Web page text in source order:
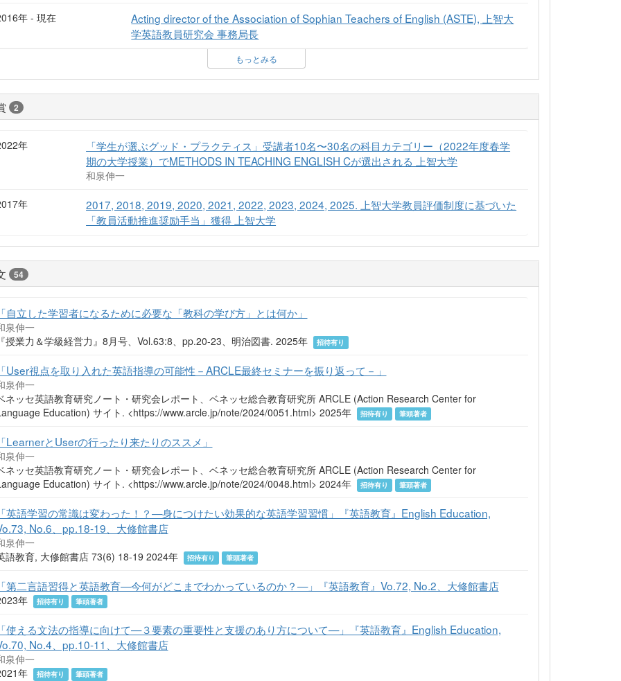
年 - 現在
Acting director of the Association of Sophian Teachers of English (ASTE), 上智大
学英語教員研究会 事務局長
もっとみる
2
年
「学生が選ぶグッド・プラクティス」受講者10名〜30名の科目カテゴリー（2022年度春学
期の大学授業）でMETHODS IN TEACHING ENGLISH Cが選出される 上智大学
和泉伸一
年
2017, 2018, 2019, 2020, 2021, 2022, 2023, 2024, 2025. 上智大学教員評価制度に基づいた
「教員活動推進奨励手当」獲得 上智大学
54
自立した学習者になるために必要な「教科の学び方」とは何か」
泉伸一
授業力＆学級経営力』8月号、Vol.63:8、pp.20-23、明治図書. 2025年
招待有り
User視点を取り入れた英語指導の可能性－ARCLE最終セミナーを振り返って－」
泉伸一
ネッセ英語教育研究ノート・研究会レポート、ベネッセ総合教育研究所 ARCLE (Action Research Center for
Education) サイト. <https://www.arcle.jp/note/2024/0051.html> 2025年
招待有り 筆頭著者
LearnerとUserの行ったり来たりのススメ」
泉伸一
ネッセ英語教育研究ノート・研究会レポート、ベネッセ総合教育研究所 ARCLE (Action Research Center for
Education) サイト. <https://www.arcle.jp/note/2024/0048.html> 2024年
招待有り 筆頭著者
英語学習の常識は変わった！？—身につけたい効果的な英語学習習慣」『英語教育』English Education,
No.6、pp.18-19、大修館書店
泉伸一
語教育, 大修館書店 73(6) 18-19 2024年
招待有り 筆頭著者
第二言語習得と英語教育—今何がどこまでわかっているのか？—」『英語教育』Vo.72, No.2、大修館書店
年 招待有り 筆頭著者
使える文法の指導に向けて—３要素の重要性と支援のあり方について—」『英語教育』English Education,
No.4、pp.10-11、大修館書店
泉伸一
年
招待有り 筆頭著者